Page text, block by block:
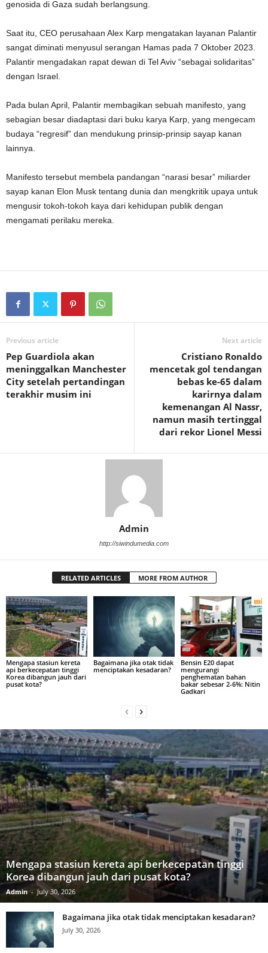
genosida di Gaza sudah berlangsung.
Saat itu, CEO perusahaan Alex Karp mengatakan layanan Palantir
sangat diminati menyusul serangan Hamas pada 7 Oktober 2023.
Palantir mengadakan rapat dewan di Tel Aviv “sebagai solidaritas”
dengan Israel.
Pada bulan April, Palantir membagikan sebuah manifesto, yang
sebagian besar diadaptasi dari buku karya Karp, yang mengecam
budaya “regresif” dan mendukung prinsip-prinsip sayap kanan
lainnya.
Manifesto tersebut membela pandangan “narasi besar” miliarder
sayap kanan Elon Musk tentang dunia dan mengkritik upaya untuk
mengusir tokoh-tokoh kaya dari kehidupan publik dengan
mengamati perilaku mereka.
Previous article
Pep Guardiola akan
meninggalkan Manchester
City setelah pertandingan
terakhir musim ini
Next article
Cristiano Ronaldo
mencetak gol tendangan
bebas ke-65 dalam
karirnya dalam
kemenangan Al Nassr,
namun masih tertinggal
dari rekor Lionel Messi
Admin
http://siwindumedia.com
RELATED ARTICLES MORE FROM AUTHOR
Mengapa stasiun kereta
api berkecepatan tinggi
Korea dibangun jauh dari
pusat kota?
Bagaimana jika otak tidak
menciptakan kesadaran?
Bensin E20 dapat
mengurangi
penghematan bahan
bakar sebesar 2-6%: Nitin
Gadkari
Mengapa stasiun kereta api berkecepatan tinggi
Korea dibangun jauh dari pusat kota?
Admin - July 30, 2026
Bagaimana jika otak tidak menciptakan kesadaran?
July 30, 2026